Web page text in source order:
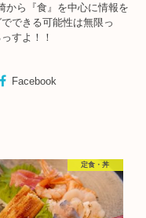
から『食』を中心に情報を
できる可能性は無限っ
すよ！！
Facebook
定食・丼